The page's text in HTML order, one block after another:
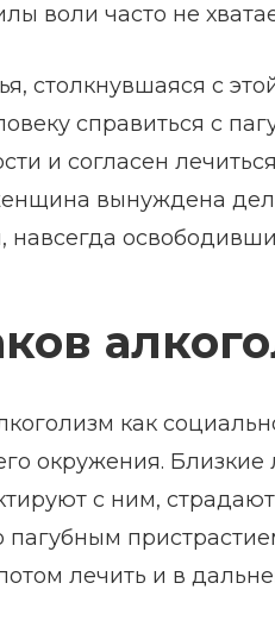
воли часто не
столкнувшаяся с
справиться с
и согласен
вынуждена
навсегда
как
окружения.
с ним,
пагубным
лечить и в